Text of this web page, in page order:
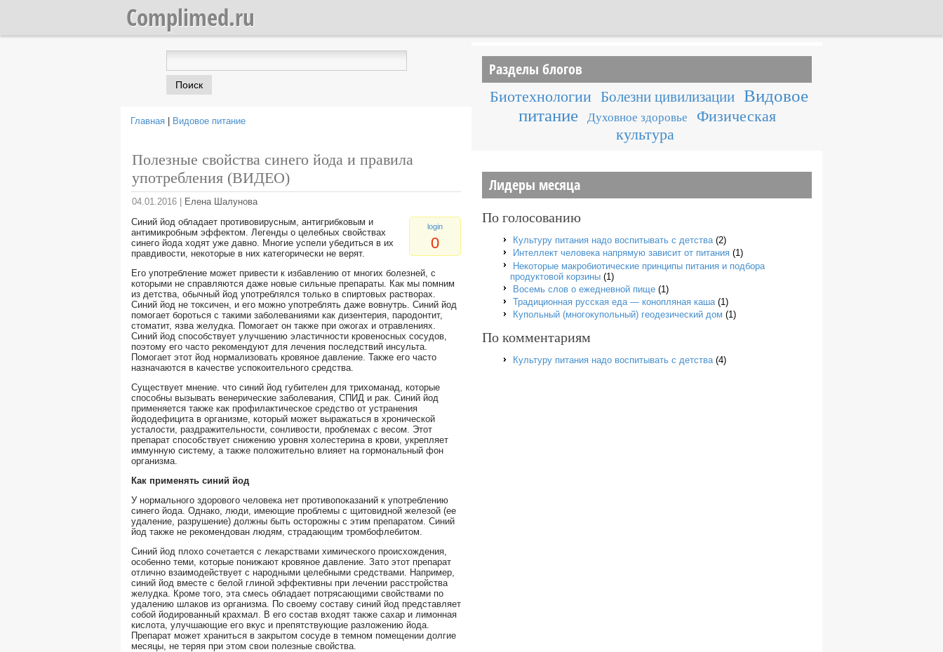
Complimed.ru
Вы здесь
Главная | Видовое питание
Полезные свойства синего йода и правила
употребления (ВИДЕО)
04.01.2016 | Елена Шалунова
login
0
Синий йод обладает противовирусным, антигрибковым и
антимикробным эффектом. Легенды о целебных свойствах
синего йода ходят уже давно. Многие успели убедиться в их
правдивости, некоторые в них категорически не верят.
Его употребление может привести к избавлению от многих болезней, с
которыми не справляются даже новые сильные препараты. Как мы помним
из детства, обычный йод употреблялся только в спиртовых растворах.
Синий йод не токсичен, и его можно употреблять даже вовнутрь. Синий йод
помогает бороться с такими заболеваниями как дизентерия, пародонтит,
стоматит, язва желудка. Помогает он также при ожогах и отравлениях.
Синий йод способствует улучшению эластичности кровеносных сосудов,
поэтому его часто рекомендуют для лечения последствий инсульта.
Помогает этот йод нормализовать кровяное давление. Также его часто
назначаются в качестве успокоительного средства.
Существует мнение. что синий йод губителен для трихоманад, которые
способны вызывать венерические заболевания, СПИД и рак. Синий йод
применяется также как профилактическое средство от устранения
йододефицита в организме, который может выражаться в хронической
усталости, раздражительности, сонливости, проблемах с весом. Этот
препарат способствует снижению уровня холестерина в крови, укрепляет
иммунную систему, а также положительно влияет на гормональный фон
организма.
Как применять синий йод
У нормального здорового человека нет противопоказаний к употреблению
синего йода. Однако, люди, имеющие проблемы с щитовидной железой (ее
удаление, разрушение) должны быть осторожны с этим препаратом. Синий
йод также не рекомендован людям, страдающим тромбофлебитом.
Синий йод плохо сочетается с лекарствами химического происхождения,
особенно теми, которые понижают кровяное давление. Зато этот препарат
отлично взаимодействует с народными целебными средствами. Например,
синий йод вместе с белой глиной эффективны при лечении расстройства
желудка. Кроме того, эта смесь обладает потрясающими свойствами по
удалению шлаков из организма. По своему составу синий йод представляет
собой йодированный крахмал. В его состав входят также сахар и лимонная
кислота, улучшающие его вкус и препятствующие разложению йода.
Препарат может храниться в закрытом сосуде в темном помещении долгие
месяцы, не теряя при этом свои полезные свойства.
Разделы блогов
Биотехнологии Болезни цивилизации Видовое
питание
Духовное здоровье
Физическая
культура
Лидеры месяца
По голосованию
Культуру питания надо воспитывать с детства (2)
Интеллект человека напрямую зависит от питания (1)
Некоторые макробиотические принципы питания и подбора
продуктовой корзины (1)
Восемь слов о ежедневной пище (1)
Традиционная русская еда — конопляная каша (1)
Купольный (многокупольный) геодезический дом (1)
По комментариям
Культуру питания надо воспитывать с детства (4)